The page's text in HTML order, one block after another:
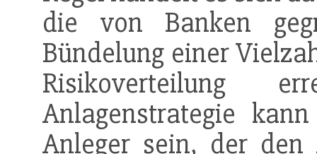
die von Banken
Bündelung einer
Risikoverteilung
Anlagenstrategie
Anleger sein, der den